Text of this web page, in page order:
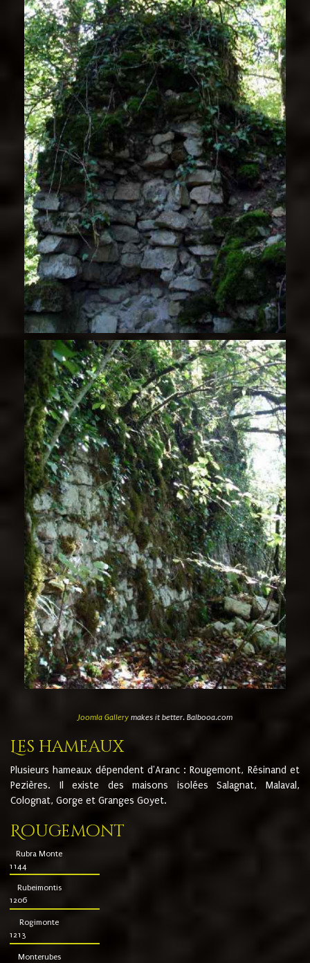
Joomla Gallerymakes it better. Balbooa.com
Les hameaux
Plusieurs hameaux dépendent d'Aranc : Rougemont, Résinand et
Pezières. Il existe des maisons isolées Salagnat, Malaval,
Colognat, Gorge et Granges Goyet.
Rougemont
Rubra Monte
1144
Rubeimontis
1206
Rogimonte
1213
Monterubes